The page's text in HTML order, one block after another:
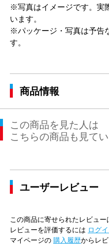
※写真はイメージです。実
います。
※パッケージ・写真は予告
す。
商品情報
この商品を見た人は
こちらの商品も見て
ユーザーレビュー
この商品に寄せられたレビュー
レビューを評価するには ログ
マイページの 購入履歴からレ